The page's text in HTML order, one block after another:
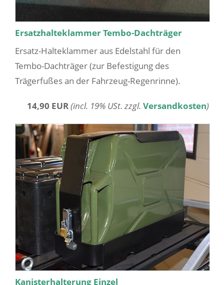
Ersatzhalteklammer Tembo-Dachträger
Ersatz-Halteklammer aus Edelstahl für den
Tembo-Dachträger (zur Befestigung des
Trägerfußes an der Fahrzeug-Regenrinne).
14,90 EUR(incl. 19% USt. zzgl. Versandkosten)
Kanisterhalterung Einzel